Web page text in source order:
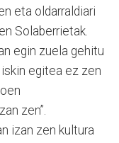
eta oldarraldiari
Solaberrietak.
egin zuela gehitu
egitea ez zen
zen”.
izan zen kultura